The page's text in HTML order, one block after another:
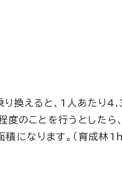
り換えると、1人あた
度のことを行うとし
積になります。（育成